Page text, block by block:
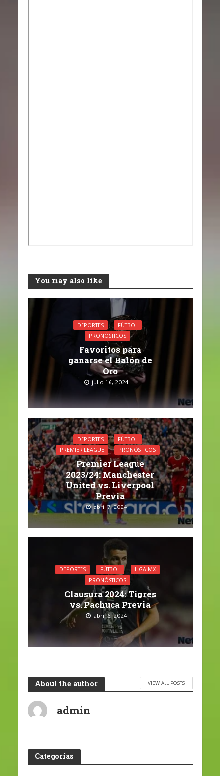
You may also like
DEPORTES
FÚTBOL
PRONÓSTICOS
Favoritos para
ganarse el Balón de
Oro
julio 16, 2024
DEPORTES
FÚTBOL
PREMIER LEAGUE
PRONÓSTICOS
Premier League
2023/24: Manchester
United vs. Liverpool
Previa
abril 7, 2024
DEPORTES FÚTBOL
LIGA MX
PRONÓSTICOS
Clausura 2024: Tigres
vs. Pachuca Previa
abril 6, 2024
About the author VIEW ALL POSTS
admin
Categorías